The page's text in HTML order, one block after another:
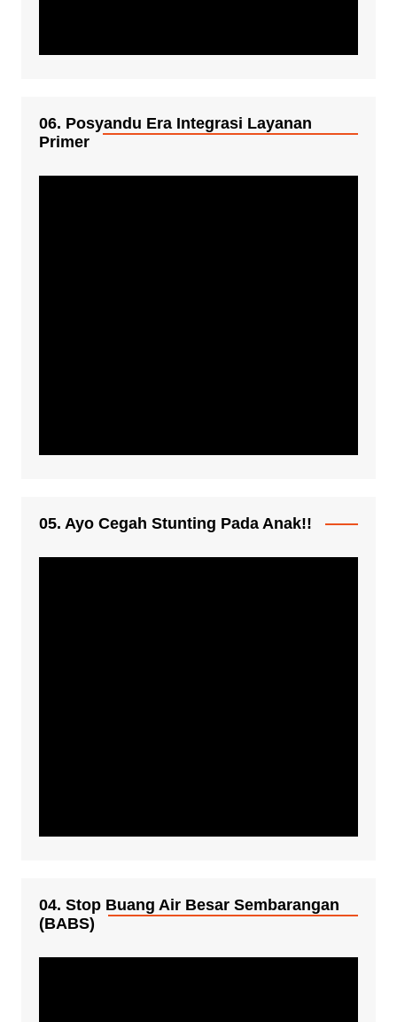
06. Posyandu Era Integrasi Layanan
Primer
05. Ayo Cegah Stunting Pada Anak!!
04. Stop Buang Air Besar Sembarangan
(BABS)